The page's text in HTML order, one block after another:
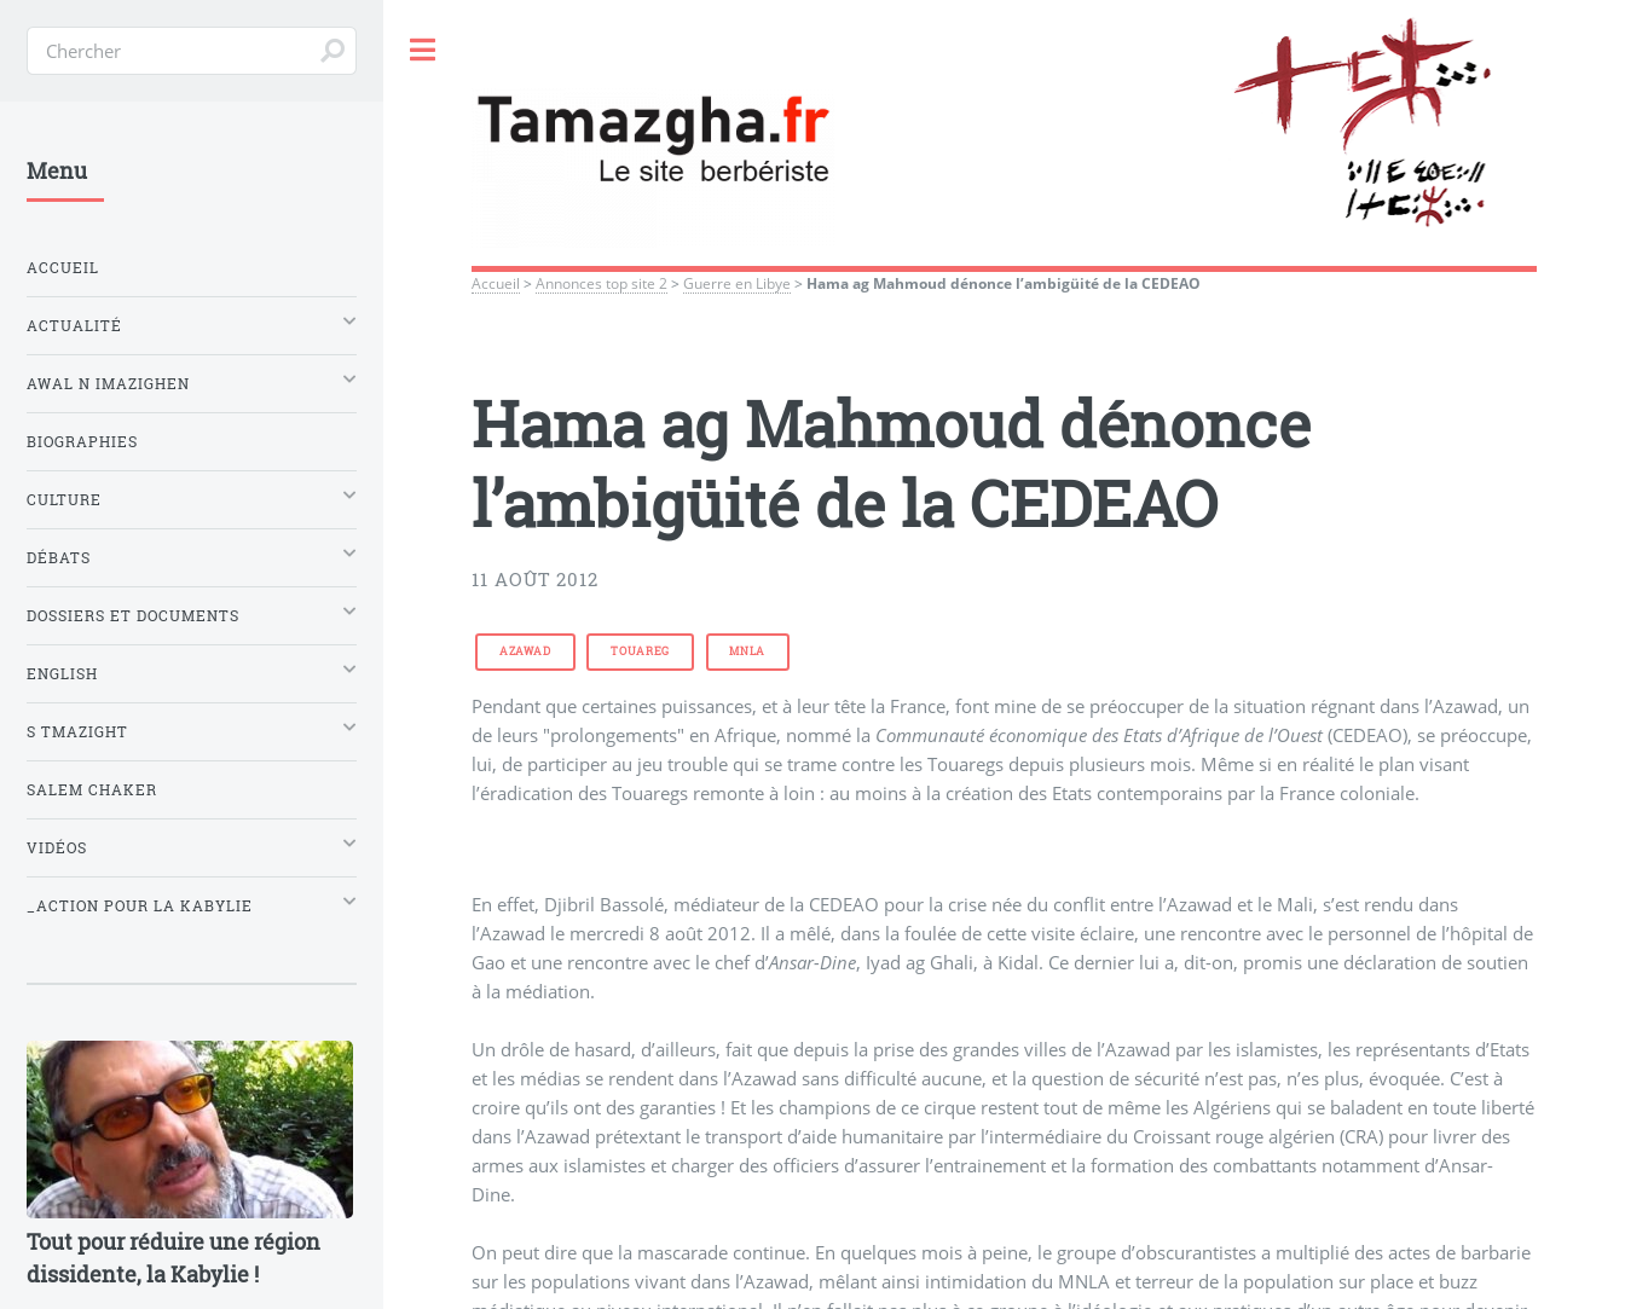
Accueil >Annonces top site 2 > Guerre en Libye > Hama ag Mahmoud dénonce l’ambigüité de la CEDEAO
Hama ag Mahmoud dénonce
l’ambigüité de la CEDEAO
11 AOÛT 2012
AZAWAD TOUAREG MNLA
Pendant que certaines puissances, et à leur tête la France, font mine de se préoccuper de la situation régnant dans l’Azawad, un
de leurs "prolongements" en Afrique, nommé la Communauté économique des Etats d’Afrique de l’Ouest(CEDEAO), se préoccupe,
lui, de participer au jeu trouble qui se trame contre les Touaregs depuis plusieurs mois. Même si en réalité le plan visant
l’éradication des Touaregs remonte à loin : au moins à la création des Etats contemporains par la France coloniale.
En effet, Djibril Bassolé, médiateur de la CEDEAO pour la crise née du conflit entre l’Azawad et le Mali, s’est rendu dans
l’Azawad le mercredi 8 août 2012. Il a mêlé, dans la foulée de cette visite éclaire, une rencontre avec le personnel de l’hôpital de
Gao et une rencontre avec le chef d’Ansar-Dine, Iyad ag Ghali, à Kidal. Ce dernier lui a, dit-on, promis une déclaration de soutien
à la médiation.
Un drôle de hasard, d’ailleurs, fait que depuis la prise des grandes villes de l’Azawad par les islamistes, les représentants d’Etats
et les médias se rendent dans l’Azawad sans difficulté aucune, et la question de sécurité n’est pas, n’es plus, évoquée. C’est à
croire qu’ils ont des garanties ! Et les champions de ce cirque restent tout de même les Algériens qui se baladent en toute liberté
dans l’Azawad prétextant le transport d’aide humanitaire par l’intermédiaire du Croissant rouge algérien (CRA) pour livrer des
armes aux islamistes et charger des officiers d’assurer l’entrainement et la formation des combattants notamment d’Ansar-
Dine.
On peut dire que la mascarade continue. En quelques mois à peine, le groupe d’obscurantistes a multiplié des actes de barbarie
sur les populations vivant dans l’Azawad, mêlant ainsi intimidation du MNLA et terreur de la population sur place et buzz
Menu
ACCUEIL
ACTUALITÉ
AWAL N IMAZIGHEN
BIOGRAPHIES
CULTURE
DÉBATS
DOSSIERS ET DOCUMENTS
ENGLISH
S TMAZIGHT
SALEM CHAKER
VIDÉOS
_ACTION POUR LA KABYLIE
Tout pour réduire une région
dissidente, la Kabylie !